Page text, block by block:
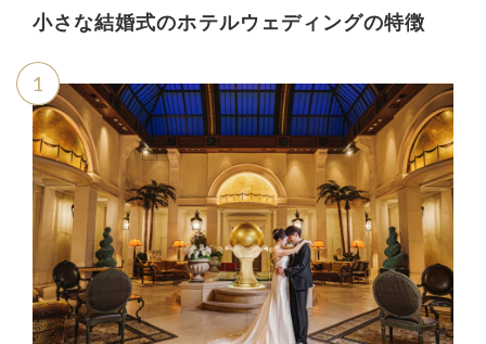
小さな結婚式のホテルウェディングの特徴
1